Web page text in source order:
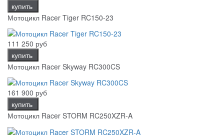
купить
Мотоцикл Racer Tiger RC150-23
111 250 руб
купить
Мотоцикл Racer Skyway RC300CS
161 900 руб
купить
Мотоцикл Racer STORM RC250XZR-A